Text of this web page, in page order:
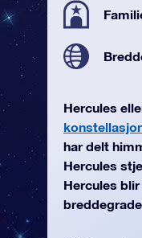
Hercules
har delt
Hercules
Hercules